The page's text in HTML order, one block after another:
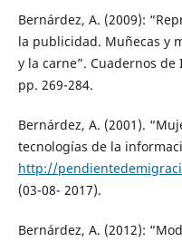
Bernárdez, A. (2009):
la publicidad. Muñecas y
y la carne”. Cuadernos
pp. 269-284.
Bernárdez, A. (2001).
tecnologías de la
http://
(03-08- 2017).
Bernárdez, A. (2012):